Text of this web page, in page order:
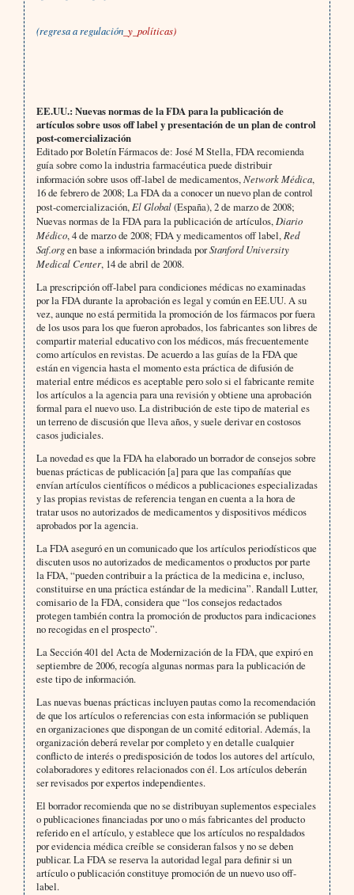
(regresa a regulación_y_políticas)
EE.UU.: Nuevas normas de la FDA para la publicación de
artículos sobre usos off label y presentación de un plan de control
post-comercialización
Editado por Boletín Fármacos de: José M Stella, FDA recomienda
guía sobre como la industria farmacéutica puede distribuir
información sobre usos off-label de medicamentos,Network Médica,
16 de febrero de 2008; La FDA da a conocer un nuevo plan de control
post-comercialización, El Global(España), 2 de marzo de 2008;
Nuevas normas de la FDA para la publicación de artículos, Diario
Médico, 4 de marzo de 2008; FDA y medicamentos off label, Red
Saf.orgen base a información brindada porStanford University
Medical Center, 14 de abril de 2008.
La prescripción off-label para condiciones médicas no examinadas
por la FDA durante la aprobación es legal y común en EE.UU. A su
vez, aunque no está permitida la promoción de los fármacos por fuera
de los usos para los que fueron aprobados, los fabricantes son libres de
compartir material educativo con los médicos, más frecuentemente
como artículos en revistas. De acuerdo a las guías de la FDA que
están en vigencia hasta el momento esta práctica de difusión de
material entre médicos es aceptable pero solo si el fabricante remite
los artículos a la agencia para una revisión y obtiene una aprobación
formal para el nuevo uso. La distribución de este tipo de material es
un terreno de discusión que lleva años, y suele derivar en costosos
casos judiciales.
La novedad es que la FDA ha elaborado un borrador de consejos sobre
buenas prácticas de publicación [a] para que las compañías que
envían artículos científicos o médicos a publicaciones especializadas
y las propias revistas de referencia tengan en cuenta a la hora de
tratar usos no autorizados de medicamentos y dispositivos médicos
aprobados por la agencia.
La FDA aseguró en un comunicado que los artículos periodísticos que
discuten usos no autorizados de medicamentos o productos por parte
la FDA, “pueden contribuir a la práctica de la medicina e, incluso,
constituirse en una práctica estándar de la medicina”. Randall Lutter,
comisario de la FDA, considera que “los consejos redactados
protegen también contra la promoción de productos para indicaciones
no recogidas en el prospecto”.
La Sección 401 del Acta de Modernización de la FDA, que expiró en
septiembre de 2006, recogía algunas normas para la publicación de
este tipo de información.
Las nuevas buenas prácticas incluyen pautas como la recomendación
de que los artículos o referencias con esta información se publiquen
en organizaciones que dispongan de un comité editorial. Además, la
organización deberá revelar por completo y en detalle cualquier
conflicto de interés o predisposición de todos los autores del artículo,
colaboradores y editores relacionados con él. Los artículos deberán
ser revisados por expertos independientes.
El borrador recomienda que no se distribuyan suplementos especiales
o publicaciones financiadas por uno o más fabricantes del producto
referido en el artículo, y establece que los artículos no respaldados
por evidencia médica creíble se consideran falsos y no se deben
publicar. La FDA se reserva la autoridad legal para definir si un
artículo o publicación constituye promoción de un nuevo uso off-
label.